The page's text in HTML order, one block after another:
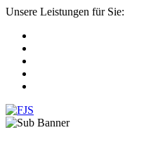
Unsere Leistungen für Sie: